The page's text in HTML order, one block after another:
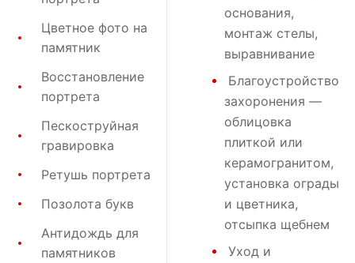
Цветное фото на
памятник
Восстановление
портрета
Пескоструйная
гравировка
Ретушь портрета
Позолота букв
Антидождь для
памятников
основания,
монтаж стелы,
выравнивание
Благоустройство
захоронения —
облицовка
плиткой или
керамогранитом,
установка ограды
и цветника,
отсыпка щебнем
Уход и